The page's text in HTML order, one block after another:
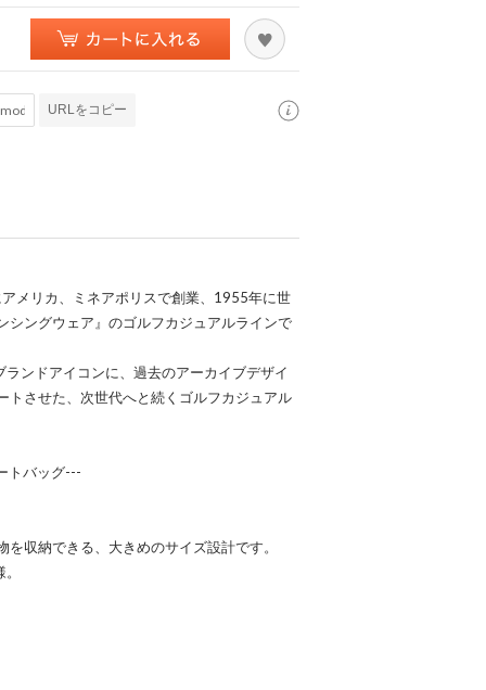
URLをコピー
メリカ、ミネアポリスで創業、1955年に世
シングウェア』のゴルフカジュアルラインで
ンドアイコンに、過去のアーカイブデザイ
トさせた、次世代へと続くゴルフカジュアル
トバッグ---
収納できる、大きめのサイズ設計です。